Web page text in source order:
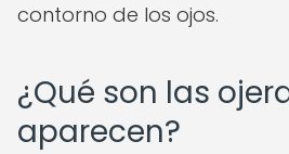
contorno de los ojos.
¿Qué son las
aparecen?